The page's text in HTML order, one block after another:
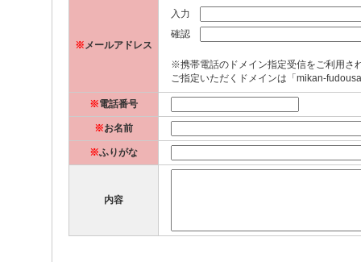
※メールアドレス
入力
確認
※携帯電話のドメイン指定受信をご利用さ
ご指定いただくドメインは「mikan-
※電話番号
※お名前
※ふりがな
内容